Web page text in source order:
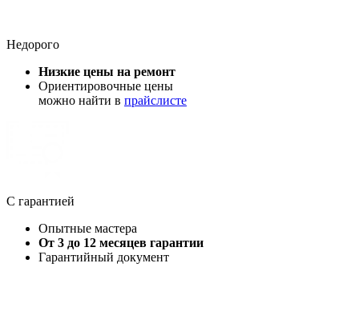
Ориентировочные цены
можно найти впрайслисте
От 3 до 12 месяцев гарантии
Гарантийный документ